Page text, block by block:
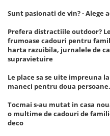
Sunt pasionati de vin? - Alege
Prefera distractiile outdoor?
frumoase cadouri pentru
harta razuibila, jurnalele de
supravietuire
Le place sa se uite impreuna
maneci pentru doua persoane.
Tocmai s-au mutat in casa
o multime de cadouri de
deco